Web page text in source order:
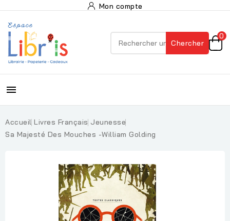
Mon compte
Chercher
0

Accueil Livres Français Jeunesse
Sa Majesté Des Mouches -William Golding